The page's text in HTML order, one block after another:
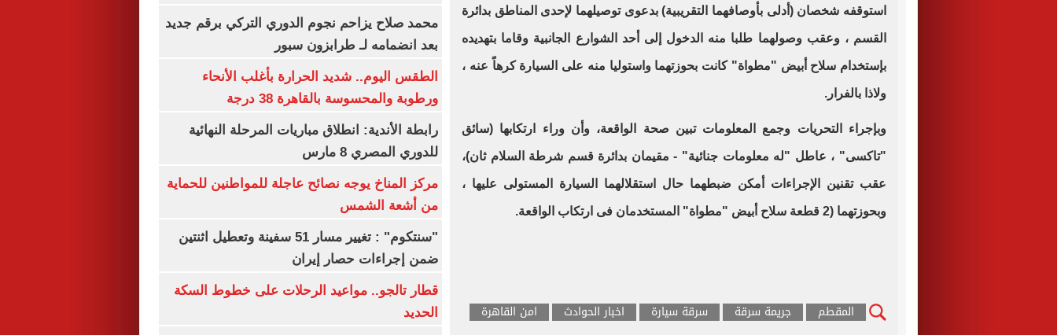
استوقفه شخصان (أدلى بأوصافهما التقريبية) بدعوى توصيلهما لإحدى المناطق بدائرة
القسم ، وعقب وصولهما طلبا منه الدخول إلى أحد الشوارع الجانبية وقاما بتهديده
بإستخدام سلاح أبيض "مطواة" كانت بحوزتهما واستوليا منه على السيارة كرهاً عنه ،
ولاذا بالفرار.
وبإجراء التحريات وجمع المعلومات تبين صحة الواقعة، وأن وراء ارتكابها (سائق
"تاكسى" ، عاطل "له معلومات جنائية" - مقيمان بدائرة قسم شرطة السلام ثان)،
عقب تقنين الإجراءات أمكن ضبطهما حال استقلالهما السيارة المستولى عليها ،
وبحوزتهما (2 قطعة سلاح أبيض "مطواة" المستخدمان فى ارتكاب الواقعة.
المقطم جريمة سرقة سرقة سيارة اخبار الحوادث امن القاهرة
محمد صلاح يزاحم نجوم الدوري التركي برقم جديد
بعد انضمامه لـ طرابزون سبور
الطقس اليوم.. شديد الحرارة بأغلب الأنحاء
ورطوبة والمحسوسة بالقاهرة 38 درجة
رابطة الأندية: انطلاق مباريات المرحلة النهائية
للدوري المصري 8 مارس
مركز المناخ يوجه نصائح عاجلة للمواطنين للحماية
من أشعة الشمس
"سنتكوم" : تغيير مسار 51 سفينة وتعطيل اثنتين
ضمن إجراءات حصار إيران
قطار تالجو.. مواعيد الرحلات على خطوط السكة
الحديد